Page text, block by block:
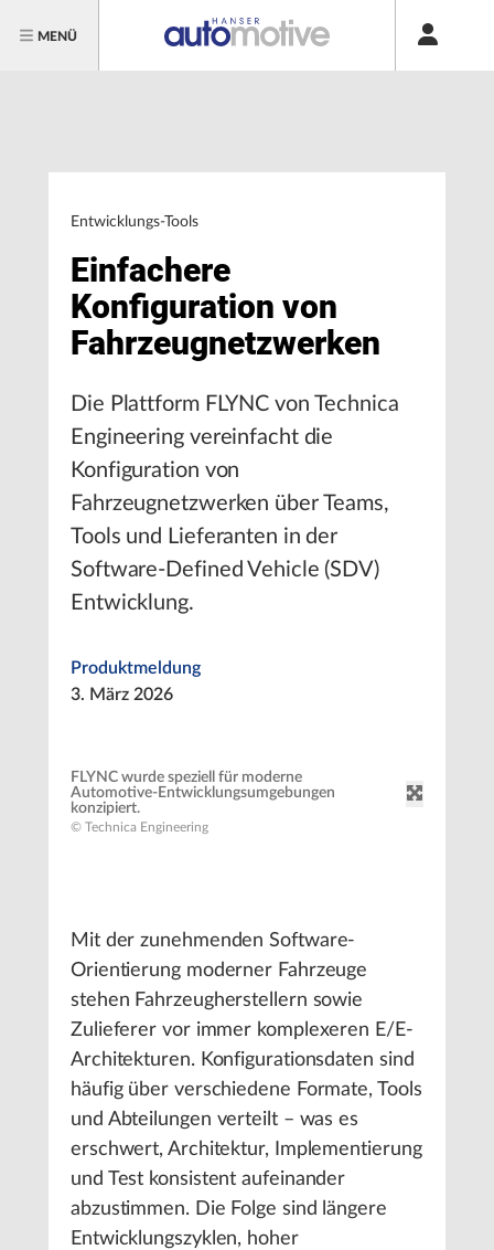
MENÜ
Entwicklungs-Tools
Einfachere
Konfiguration von
Fahrzeugnetzwerken
Die Plattform FLYNC von Technica
Engineering vereinfacht die
Konfiguration von
Fahrzeugnetzwerken über Teams,
Tools und Lieferanten in der
Software-Defined Vehicle (SDV)
Entwicklung.
Produktmeldung
3. März 2026
FLYNC wurde speziell für moderne
Automotive-Entwicklungsumgebungen
konzipiert.
© Technica Engineering
Mit der zunehmenden Software-
Orientierung moderner Fahrzeuge
stehen Fahrzeugherstellern sowie
Zulieferer vor immer komplexeren E/E-
Architekturen. Konfigurationsdaten sind
häufig über verschiedene Formate, Tools
und Abteilungen verteilt – was es
erschwert, Architektur, Implementierung
und Test konsistent aufeinander
abzustimmen. Die Folge sind längere
Entwicklungszyklen, hoher